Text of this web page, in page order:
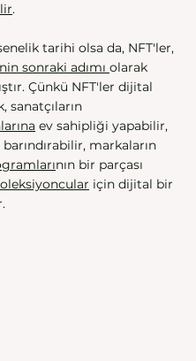
.
tarihi olsa da, NFT'ler,
sonraki adımı olarak
Çünkü NFT'ler dijital
sanatçıların
ev sahipliği yapabilir,
barındırabilir, markaların
nın bir parçası
için dijital bir